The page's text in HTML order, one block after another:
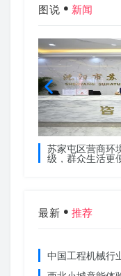
图说 新闻
苏家屯区营商环
级，群众生活更
最新 推荐
中国工程机械行